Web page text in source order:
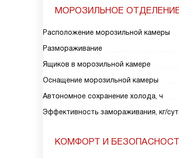
МОРОЗИЛЬНОЕ
Расположение морозильной камеры
Размораживание
Ящиков в морозильной камере
Оснащение морозильной камеры
Автономное сохранение холода, ч
Эффективность замораживания, кг/
КОМФОРТ И